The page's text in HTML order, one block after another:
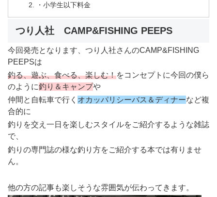
・小学生以下料金
つり人社 CAMP&FISHING PEEPS
今回発売となります、つり人社さんのCAMP&FISHING
PEEPSは
釣る、遊ぶ、食べる、楽しむ！をコンセプトに今回の僕ら
のように釣り＆キャンプや
仲間と自転車で行く オカッパリシーバス＆ディナーなど複
合的に
釣りを交え一日を楽しむスタイルをご紹介するような雑誌
で、
釣りの専門誌の様な釣り方をご紹介する本では有りませ
ん。
他の方の記事も楽しそうな雰囲気が伝わってきます。